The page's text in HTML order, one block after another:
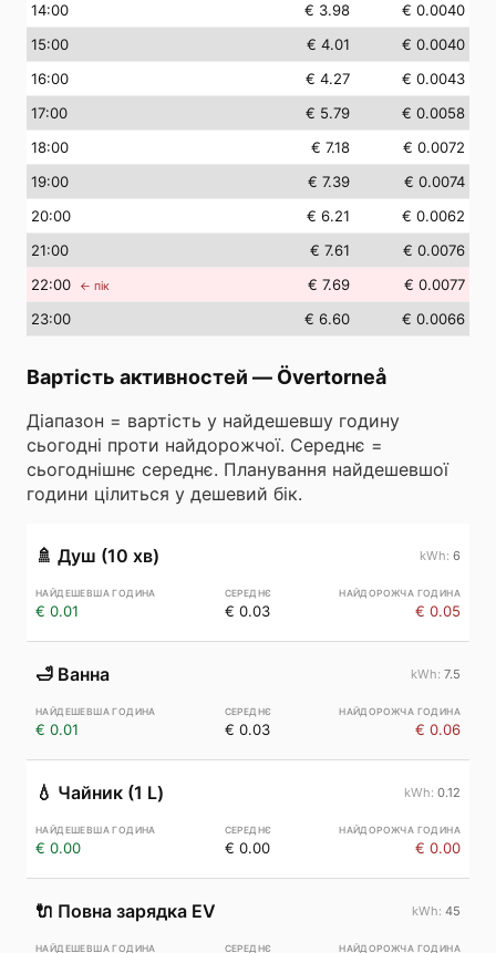
14:00 € 3.98
€ 0.0040
15:00 € 4.01
€ 0.0040
16:00 € 4.27
€ 0.0043
17:00 € 5.79
€ 0.0058
18:00 € 7.18
€ 0.0072
19:00 € 7.39
€ 0.0074
20:00 € 6.21
€ 0.0062
21:00 € 7.61
€ 0.0076
22:00 ← пік € 7.69
€ 0.0077
23:00 € 6.60 € 0.0066
Вартість активностей — Övertorneå
Діапазон = вартість у найдешевшу годину
сьогодні проти найдорожчої. Середнє =
сьогоднішнє середнє. Планування найдешевшої
години цілиться у дешевий бік.
🚿 Душ (10 хв) 6
€ 0.01 € 0.03 € 0.05
🛁 Ванна 7.5
€ 0.01 € 0.03 € 0.06
💧 Чайник (1 L) 0.12
€ 0.00 € 0.00 € 0.00
🔌 Повна зарядка EV 45